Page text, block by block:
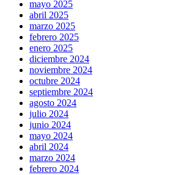
mayo 2025
abril 2025
marzo 2025
febrero 2025
enero 2025
diciembre 2024
noviembre 2024
octubre 2024
septiembre 2024
agosto 2024
julio 2024
junio 2024
mayo 2024
abril 2024
marzo 2024
febrero 2024